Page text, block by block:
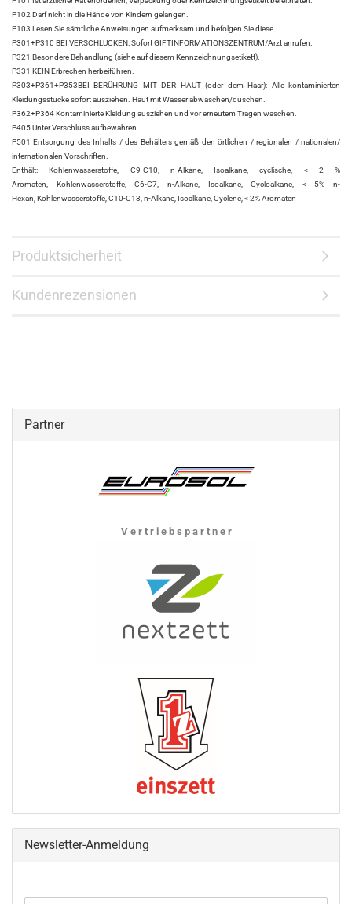
P102 Darf nicht in die Hände von Kindern gelangen.
P103 Lesen Sie sämtliche Anweisungen aufmerksam und befolgen Sie diese
P301+P310 BEI VERSCHLUCKEN: Sofort GIFTINFORMATIONSZENTRUM/Arzt anrufen.
P321 Besondere Behandlung (siehe auf diesem Kennzeichnungsetikett).
P331 KEIN Erbrechen herbeiführen.
P303+P361+P353BEI BERÜHRUNG MIT DER HAUT (oder dem Haar): Alle kontaminierten
Kleidungsstücke sofort ausziehen. Haut mit Wasser abwaschen/duschen.
P362+P364 Kontaminierte Kleidung ausziehen und vor erneutem Tragen waschen.
P405 Unter Verschluss aufbewahren.
P501 Entsorgung des Inhalts / des Behälters gemäß den örtlichen / regionalen / nationalen/
internationalen Vorschriften.
Enthält: Kohlenwasserstoffe, C9-C10, n-Alkane, Isoalkane, cyclische, < 2 %
Aromaten, Kohlenwasserstoffe, C6-C7, n-Alkane, Isoalkane, Cycloalkane, < 5% n-
Hexan, Kohlenwasserstoffe, C10-C13, n-Alkane, Isoalkane, Cyclene, < 2% Aromaten
Produktsicherheit
Kundenrezensionen
Partner
V e r t r i e b s p a r t n e r
Newsletter-Anmeldung